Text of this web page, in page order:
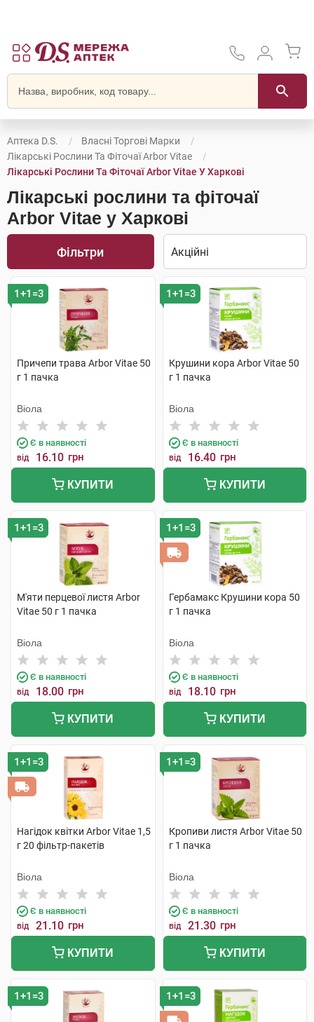
Аптека D.S.
Власні Торгові Марки
Лікарські Рослини Та Фіточаї Arbor Vitae
Лікарські Рослини Та Фіточаї Arbor Vitae У Харкові
Лікарські рослини та фіточаї
Arbor Vitae у Харкові
Фільтри
1+1=3
Причепи трава Arbor Vitae 50
г 1 пачка
Віола
Є в наявності
від 16.10 грн
КУПИТИ
1+1=3
Крушини кора Arbor Vitae 50
г 1 пачка
Віола
Є в наявності
від 16.40 грн
КУПИТИ
1+1=3
М'яти перцевої листя Arbor
Vitae 50 г 1 пачка
Віола
Є в наявності
від 18.00 грн
КУПИТИ
1+1=3
Гербамакс Крушини кора 50
г 1 пачка
Віола
Є в наявності
від 18.10 грн
КУПИТИ
1+1=3
Нагідок квітки Arbor Vitae 1,5
г 20 фільтр-пакетів
Віола
Є в наявності
від 21.10 грн
КУПИТИ
1+1=3
Кропиви листя Arbor Vitae 50
г 1 пачка
Віола
Є в наявності
від 21.30 грн
КУПИТИ
1+1=3 1+1=3